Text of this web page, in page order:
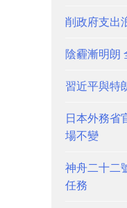
削政府支出
陰霾漸明朗
習近平與特
日本外務省
場不變
神舟二十二
任務